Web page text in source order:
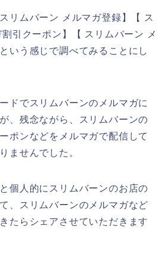
リムバーン メルマガ登録】【 ス
引クーポン】【 スリムバーン メ
いう感じで調べてみることにし
ドでスリムバーンのメルマガに
、残念ながら、スリムバーンの
ポンなどをメルマガで配信して
ませんでした。
個人的にスリムバーンのお店の
、スリムバーンのメルマガなど
たらシェアさせていただきます